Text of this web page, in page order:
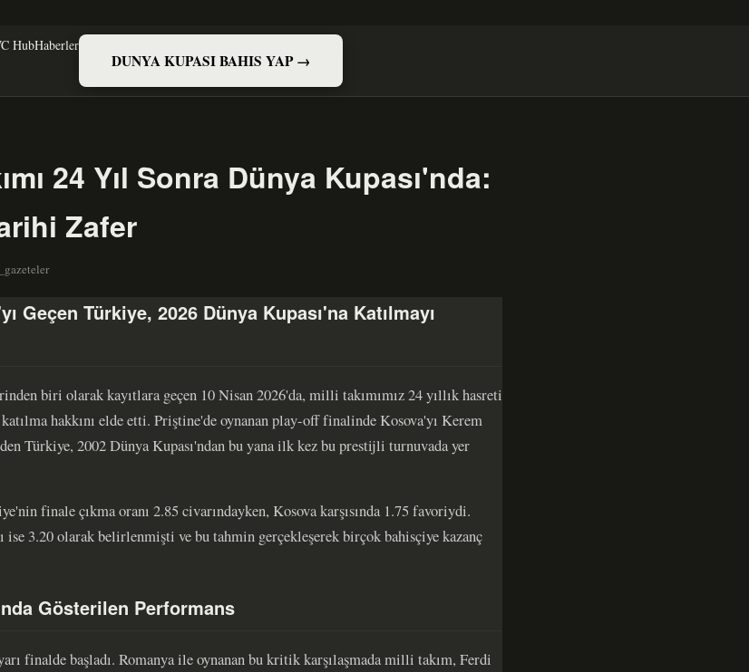
HubHaberler
DUNYA KUPASI BAHIS YAP →
24 Yıl Sonra Dünya Kupası'nda:
Zafer
Geçen Türkiye, 2026 Dünya Kupası'na Katılmayı
biri olarak kayıtlara geçen 10 Nisan 2026'da, milli takımımız 24 yıllık hasreti
hakkını elde etti. Priştine'de oynanan play-off finalinde Kosova'yı Kerem
Türkiye, 2002 Dünya Kupası'ndan bu yana ilk kez bu prestijli turnuvada yer
finale çıkma oranı 2.85 civarındayken, Kosova karşısında 1.75 favoriydi.
3.20 olarak belirlenmişti ve bu tahmin gerçekleşerek birçok bahisçiye kazanç
Gösterilen Performans
finalde başladı. Romanya ile oynanan bu kritik karşılaşmada milli takım, Ferdi